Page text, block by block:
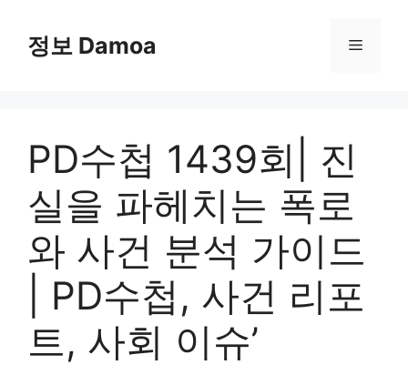
content정보 Damoa Menu
PD수첩 1439회| 진
실을 파헤치는 폭로
와 사건 분석 가이드
| PD수첩, 사건 리포
트, 사회 이슈’